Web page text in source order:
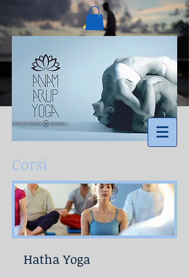
Corsi
Hatha Yoga